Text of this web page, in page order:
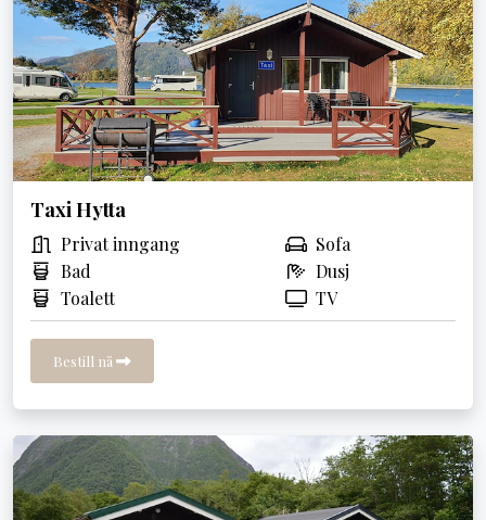
Taxi Hytta
Privat inngang
Sofa
Bad
Dusj
Toalett
TV
Bestill nå